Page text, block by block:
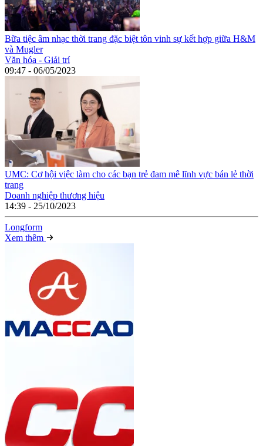
Bữa tiệc âm nhạc thời trang đặc biệt tôn vinh sự kết hợp giữa H&M
và Mugler
Văn hóa - Giải trí
09:47 - 06/05/2023
UMC: Cơ hội việc làm cho các bạn trẻ đam mê lĩnh vực bán lẻ thời
trang
Doanh nghiệp thương hiệu
14:39 - 25/10/2023
Longform
Xem thêm